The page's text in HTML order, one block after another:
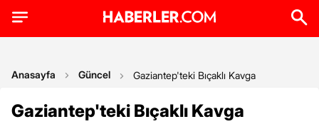
Anasayfa Güncel Gaziantep'teki Bıçaklı Kavga
Gaziantep'teki Bıçaklı Kavga